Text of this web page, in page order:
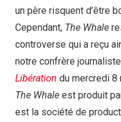
un père risquent d’être
Cependant, The Whale
controverse qui a reçu
notre confrère
Libération du mercredi 8
The Whale est produit
est la société de